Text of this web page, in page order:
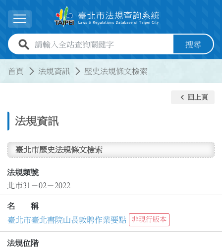
展開選單
全站查詢關鍵字欄位 搜尋
首頁 法規資訊 歷史法規條文檢索
法規資訊
keyboard_arrow_left 回上頁
臺北市歷史法規條文檢索
法規類號
北市31－02－2022
名 稱
臺北市臺北書院山長敦聘作業要點
非現行版本
法規位階